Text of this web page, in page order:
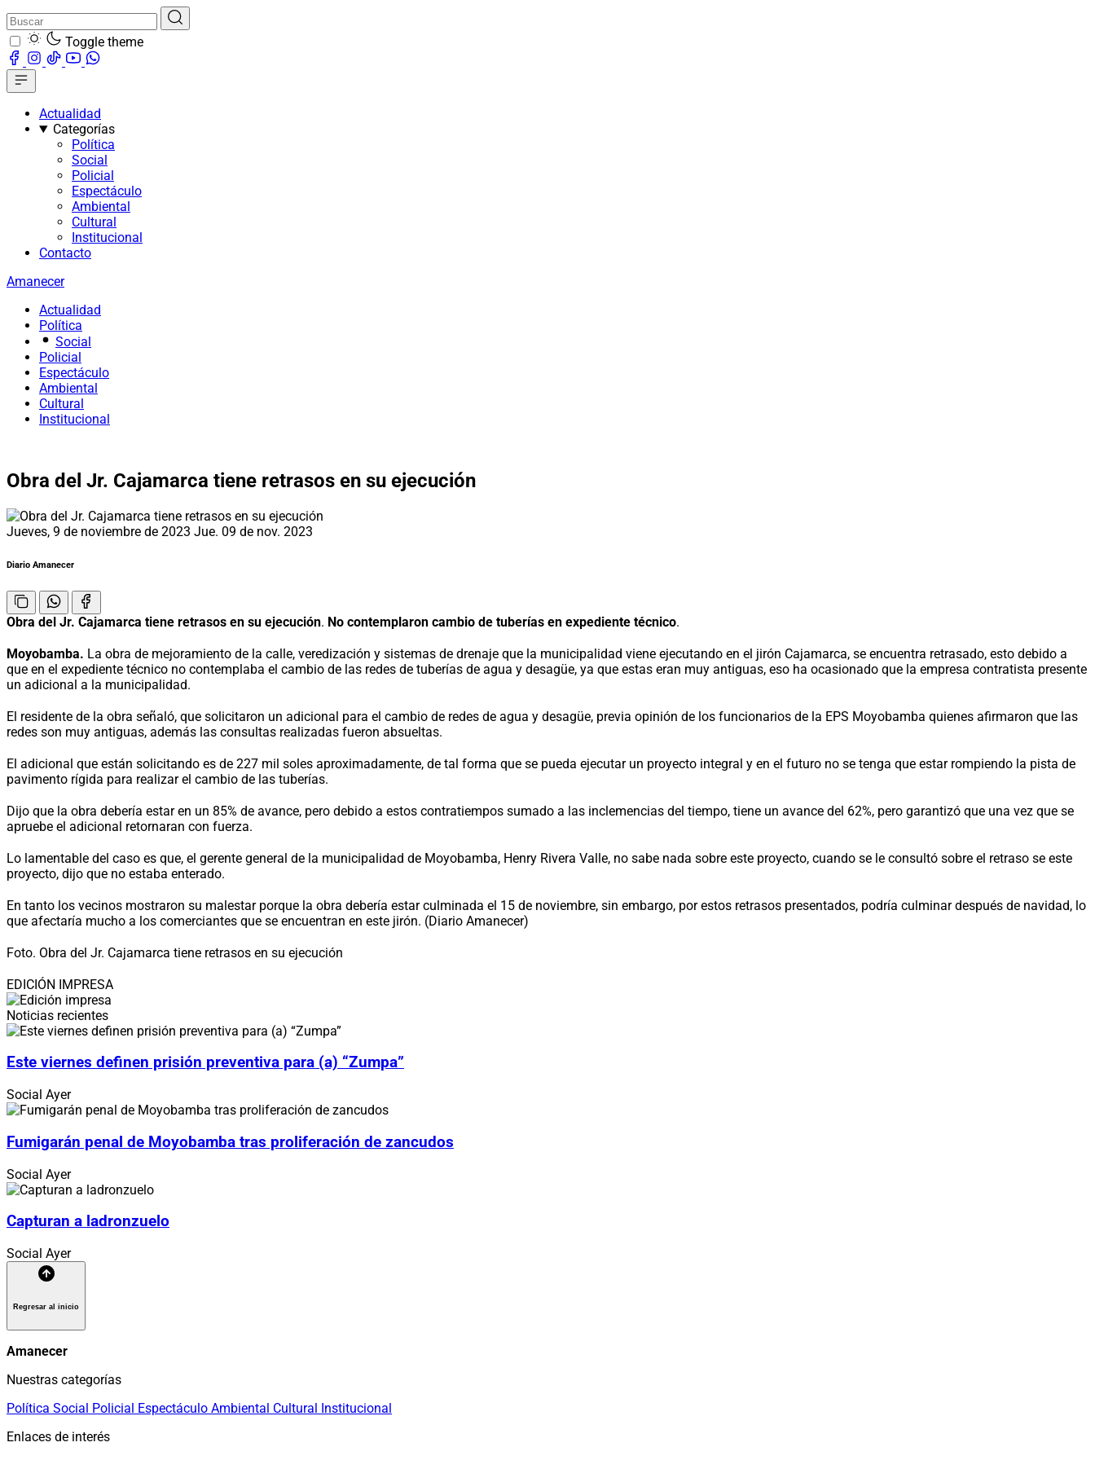
Toggle theme
Actualidad
Categorías
Política
Social
Policial
Espectáculo
Ambiental
Cultural
Institucional
Contacto
Amanecer
Actualidad
Política
Social
Policial
Espectáculo
Ambiental
Cultural
Institucional
Obra del Jr. Cajamarca tiene retrasos en su ejecución
Jueves, 9 de noviembre de 2023 Jue. 09 de nov. 2023
Diario Amanecer
Obra del Jr. Cajamarca tiene retrasos en su ejecución. No contemplaron cambio de tuberías en expediente técnico.
Moyobamba. La obra de mejoramiento de la calle, veredización y sistemas de drenaje que la municipalidad viene ejecutando en el jirón Cajamarca, se encuentra retrasado, esto debido a
que en el expediente técnico no contemplaba el cambio de las redes de tuberías de agua y desagüe, ya que estas eran muy antiguas, eso ha ocasionado que la empresa contratista presente
un adicional a la municipalidad.
El residente de la obra señaló, que solicitaron un adicional para el cambio de redes de agua y desagüe, previa opinión de los funcionarios de la EPS Moyobamba quienes afirmaron que las
redes son muy antiguas, además las consultas realizadas fueron absueltas.
El adicional que están solicitando es de 227 mil soles aproximadamente, de tal forma que se pueda ejecutar un proyecto integral y en el futuro no se tenga que estar rompiendo la pista de
pavimento rígida para realizar el cambio de las tuberías.
Dijo que la obra debería estar en un 85% de avance, pero debido a estos contratiempos sumado a las inclemencias del tiempo, tiene un avance del 62%, pero garantizó que una vez que se
apruebe el adicional retornaran con fuerza.
Lo lamentable del caso es que, el gerente general de la municipalidad de Moyobamba, Henry Rivera Valle, no sabe nada sobre este proyecto, cuando se le consultó sobre el retraso se este
proyecto, dijo que no estaba enterado.
En tanto los vecinos mostraron su malestar porque la obra debería estar culminada el 15 de noviembre, sin embargo, por estos retrasos presentados, podría culminar después de navidad, lo
que afectaría mucho a los comerciantes que se encuentran en este jirón. (Diario Amanecer)
Foto. Obra del Jr. Cajamarca tiene retrasos en su ejecución
EDICIÓN IMPRESA
Noticias recientes
Este viernes definen prisión preventiva para (a) “Zumpa”
Social Ayer
Fumigarán penal de Moyobamba tras proliferación de zancudos
Social Ayer
Capturan a ladronzuelo
Social Ayer
Regresar al inicio
Amanecer
Nuestras categorías
Política Social Policial Espectáculo Ambiental Cultural Institucional
Enlaces de interés